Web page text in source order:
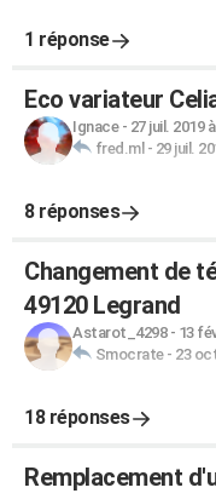
1 réponse
Eco variateur
Ignace- 27 juil. 2019
fred.ml - 29 juil.
8 réponses
Changement de
49120 Legrand
Astarot_4298- 13
Smocrate- 23
18 réponses
Remplacement